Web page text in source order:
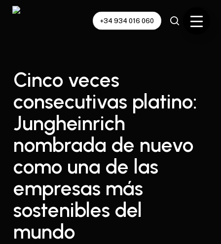
Skip
+34 934 016 060
Cinco veces
consecutivas platino:
Jungheinrich
nombrada de nuevo
como una de las
empresas más
sostenibles del
mundo